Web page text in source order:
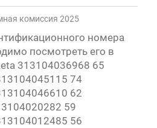
комиссия 2025
номера
посмотреть его в
313104036968 65
74
62
59
56